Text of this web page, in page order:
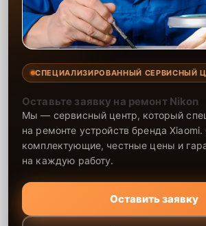
СПЕЦИАЛИЗИРОВАННЫЙ СЕРВИСНЫЙ
Оставьте заявку на ремонт Nikon
Мы — сервисный центр, который
на ремонте устройств бренда
комплектующие, честные цены и
на каждую работу.
Оставить заявку